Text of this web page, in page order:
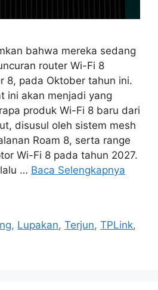
bahwa mereka sedang
router Wi-Fi 8
8, pada Oktober tahun ini.
ini akan menjadi yang
produk Wi-Fi 8 baru dari
disusul oleh sistem mesh
Roam 8, serta range
Wi-Fi 8 pada tahun 2027.
… Baca Selengkapnya
, Lupakan,Terjun,TPLink,